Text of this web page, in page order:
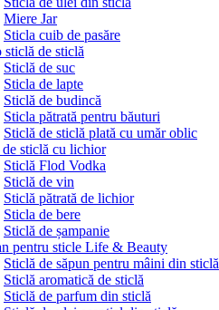
Miere Jar
Sticla cuib de pasăre
sticlă de sticlă
Sticlă de suc
Sticla de lapte
Sticlă de budincă
Sticla pătrată pentru băuturi
Sticlă de sticlă plată cu umăr oblic
de sticlă cu lichior
Sticlă Flod Vodka
Sticlă de vin
Sticlă pătrată de lichior
Sticla de bere
Sticlă de șampanie
pentru sticle Life & Beauty
Sticlă de săpun pentru mâini din sticlă
Sticlă aromatică de sticlă
Sticlă de parfum din sticlă